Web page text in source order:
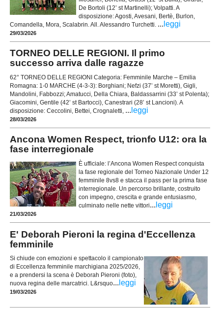
De Bortoli (12’ st Martinelli); Volpatti. A
disposizione: Agosti, Avesani, Bertè, Burlon,
Comandella, Mora, Scalabrin. All. Alessandro Turchetti. ... leggi
29/03/2026
TORNEO DELLE REGIONI. Il primo
successo arriva dalle ragazze
62° TORNEO DELLE REGIONI Categoria: Femminile Marche – Emilia
Romagna: 1-0 MARCHE (4-3-3): Borghiani; Nefzi (37’ st Moretti), Gigli,
Mandolini, Fabbozzi; Amatucci, Della Chiara, Baldassarrini (33’ st Polenta);
Giacomini, Gentile (42’ st Bartocci), Canestrari (28’ st Lancioni). A
disposizione: Ceccolini, Bettei, Crognaletti, ... leggi
28/03/2026
Ancona Women Respect, trionfo U12: ora la
fase interregionale
È ufficiale: l’Ancona Women Respect conquista
la fase regionale del Torneo Nazionale Under 12
femminile 8vs8 e stacca il pass per la prima fase
interregionale. Un percorso brillante, costruito
con impegno, crescita e grande entusiasmo,
culminato nelle nette vittori... leggi
21/03/2026
E' Deborah Pieroni la regina d'Eccellenza
femminile
Si chiude con emozioni e spettacolo il campionato
di Eccellenza femminile marchigiana 2025/2026,
e a prendersi la scena è Deborah Pieroni (foto),
nuova regina delle marcatrici. L&rsquo... leggi
19/03/2026